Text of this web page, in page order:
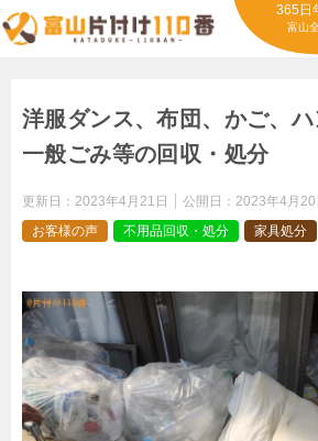
365日
富山
洋服ダンス、布団、かご、ハ
一般ごみ等の回収・処分
更新日： 2023年4月21日 公開日： 2023年4月20
お客様の声
不用品回収・処分 家具処分